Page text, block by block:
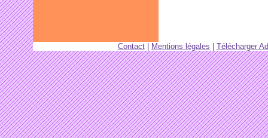
Contact| Mentions légales Télécharger